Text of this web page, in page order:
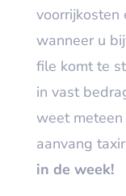
wanneer u
file komt te
in vast
weet
aanvang
in de week!